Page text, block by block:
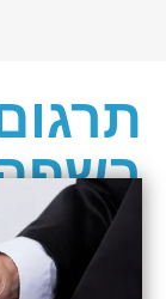
בשפה